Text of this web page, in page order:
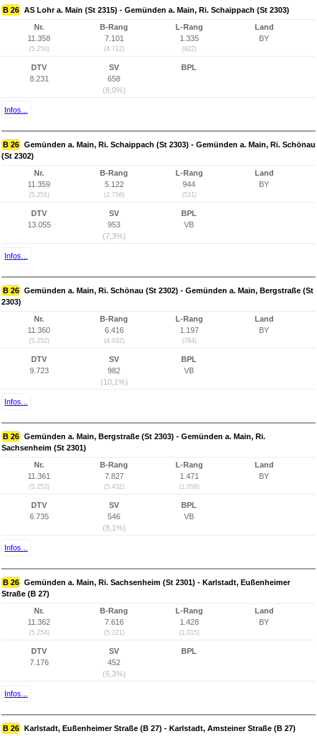
B 26 AS Lohr a. Main (St 2315) - Gemünden a. Main, Ri. Schaippach (St 2303)
Nr.
11.358
(5.250)
B-Rang
7.101
(4.712)
L-Rang
1.335
(922)
Land
BY
DTV
8.231
SV
658
(8,0%)
BPL
Infos...
B 26 Gemünden a. Main, Ri. Schaippach (St 2303) - Gemünden a. Main, Ri. Schönau
(St 2302)
Nr.
11.359
(5.251)
B-Rang
5.122
(2.756)
L-Rang
944
(531)
Land
BY
DTV
13.055
SV
953
(7,3%)
BPL
VB
Infos...
B 26 Gemünden a. Main, Ri. Schönau (St 2302) - Gemünden a. Main, Bergstraße (St
2303)
Nr.
11.360
(5.252)
B-Rang
6.416
(4.032)
L-Rang
1.197
(784)
Land
BY
DTV
9.723
SV
982
(10,1%)
BPL
VB
Infos...
B 26 Gemünden a. Main, Bergstraße (St 2303) - Gemünden a. Main, Ri.
Sachsenheim (St 2301)
Nr.
11.361
(5.253)
B-Rang
7.827
(5.432)
L-Rang
1.471
(1.058)
Land
BY
DTV
6.735
SV
546
(8,1%)
BPL
VB
Infos...
B 26 Gemünden a. Main, Ri. Sachsenheim (St 2301) - Karlstadt, Eußenheimer
Straße (B 27)
Nr.
11.362
(5.254)
B-Rang
7.616
(5.221)
L-Rang
1.428
(1.015)
Land
BY
DTV
7.176
SV
452
(6,3%)
BPL
Infos...
B 26 Karlstadt, Eußenheimer Straße (B 27) - Karlstadt, Amsteiner Straße (B 27)